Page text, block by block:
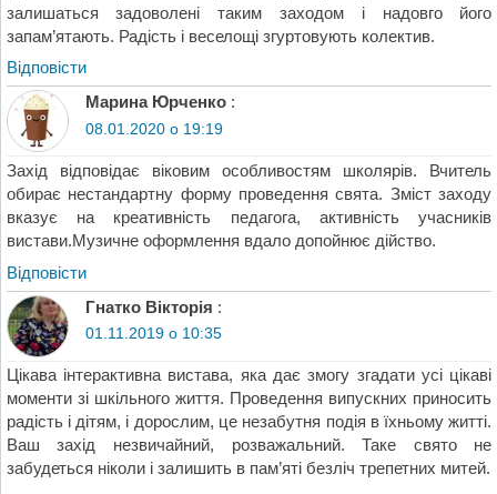
залишаться задоволені таким заходом і надовго його
запам’ятають. Радість і веселощі згуртовують колектив.
Відповіcти
Марина Юрченко :
08.01.2020 о 19:19
Захід відповідає віковим особливостям школярів. Вчитель
обирає нестандартну форму проведення свята. Зміст заходу
вказує на креативність педагога, активність учасників
вистави.Музичне оформлення вдало допойнює дійство.
Відповіcти
Гнатко Вікторія :
01.11.2019 о 10:35
Цікава інтерактивна вистава, яка дає змогу згадати усі цікаві
моменти зі шкільного життя. Проведення випускних приносить
радість і дітям, і дорослим, це незабутня подія в їхньому житті.
Ваш захід незвичайний, розважальний. Таке свято не
забудеться ніколи і залишить в пам’яті безліч трепетних митей.